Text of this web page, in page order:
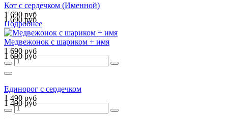
Кот с сердечком (Именной)
1 690 руб
1 690 руб
Подробнее
Медвежонок с шариком + имя
1 690 руб
1 690 руб
Единорог с сердечком
1 490 руб
1 490 руб